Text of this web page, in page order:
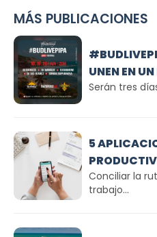
MÁS PUBLICACIONES
UNEN EN
Serán tres
5
Conciliar la
trabajo...